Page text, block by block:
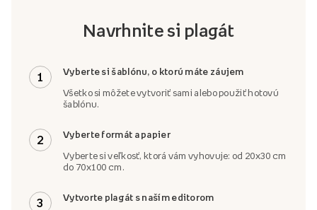
Navrhnite si plagát
1 Vyberte si šablónu, o ktorú máte záujem
Všetko si môžete vytvoriť sami alebo použiť hotovú
šablónu.
2 Vyberte formát a papier
Vyberte si veľkosť, ktorá vám vyhovuje: od 20x30 cm
do 70x100 cm.
3 Vytvorte plagát s naším editorom